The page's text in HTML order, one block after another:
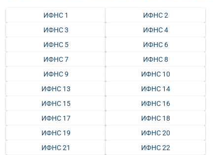
ИФНС 1
ИФНС 2
ИФНС 3
ИФНС 4
ИФНС 5
ИФНС 6
ИФНС 7
ИФНС 8
ИФНС 9
ИФНС 10
ИФНС 13
ИФНС 14
ИФНС 15
ИФНС 16
ИФНС 17
ИФНС 18
ИФНС 19
ИФНС 20
ИФНС 21
ИФНС 22